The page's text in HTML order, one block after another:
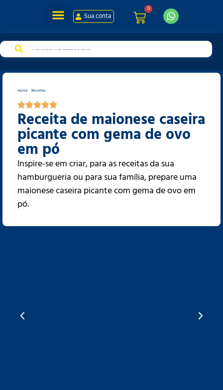
Sua conta
0
Home Receitas
Receita de maionese caseira
picante com gema de ovo
em pó
Inspire-se em criar, para as receitas da sua
hamburgueria ou para sua família, prepare uma
maionese caseira picante com gema de ovo em
pó.